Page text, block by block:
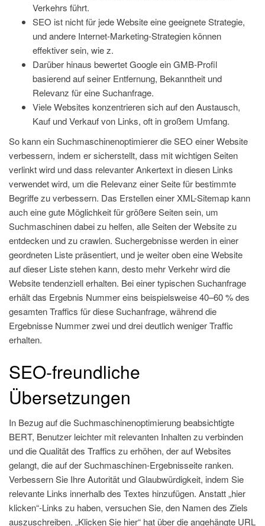
Verkehrs führt.
SEO ist nicht für jede Website eine geeignete Strategie,
und andere Internet-Marketing-Strategien können
effektiver sein, wie z.
Darüber hinaus bewertet Google ein GMB-Profil
basierend auf seiner Entfernung, Bekanntheit und
Relevanz für eine Suchanfrage.
Viele Websites konzentrieren sich auf den Austausch,
Kauf und Verkauf von Links, oft in großem Umfang.
So kann ein Suchmaschinenoptimierer die SEO einer Website
verbessern, indem er sicherstellt, dass mit wichtigen Seiten
verlinkt wird und dass relevanter Ankertext in diesen Links
verwendet wird, um die Relevanz einer Seite für bestimmte
Begriffe zu verbessern. Das Erstellen einer XML-Sitemap kann
auch eine gute Möglichkeit für größere Seiten sein, um
Suchmaschinen dabei zu helfen, alle Seiten der Website zu
entdecken und zu crawlen. Suchergebnisse werden in einer
geordneten Liste präsentiert, und je weiter oben eine Website
auf dieser Liste stehen kann, desto mehr Verkehr wird die
Website tendenziell erhalten. Bei einer typischen Suchanfrage
erhält das Ergebnis Nummer eins beispielsweise 40–60 % des
gesamten Traffics für diese Suchanfrage, während die
Ergebnisse Nummer zwei und drei deutlich weniger Traffic
erhalten.
SEO-freundliche
Übersetzungen
In Bezug auf die Suchmaschinenoptimierung beabsichtigte
BERT, Benutzer leichter mit relevanten Inhalten zu verbinden
und die Qualität des Traffics zu erhöhen, der auf Websites
gelangt, die auf der Suchmaschinen-Ergebnisseite ranken.
Verbessern Sie Ihre Autorität und Glaubwürdigkeit, indem Sie
relevante Links innerhalb des Textes hinzufügen. Anstatt „hier
klicken“-Links zu haben, versuchen Sie, den Namen des Ziels
auszuschreiben. „Klicken Sie hier“ hat über die angehängte URL